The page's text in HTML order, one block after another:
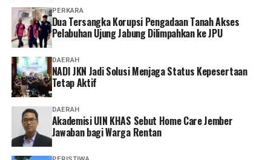
PERKARA
Dua Tersangka Korupsi Pengadaan Tanah Akses
Pelabuhan Ujung Jabung Dilimpahkan ke JPU
DAERAH
NADI JKN Jadi Solusi Menjaga Status Kepesertaan
Tetap Aktif
DAERAH
Akademisi UIN KHAS Sebut Home Care Jember
Jawaban bagi Warga Rentan